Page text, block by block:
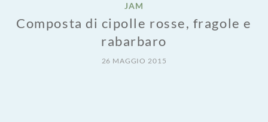
JAM
Composta di cipolle rosse, fragole e
rabarbaro
26 MAGGIO 2015